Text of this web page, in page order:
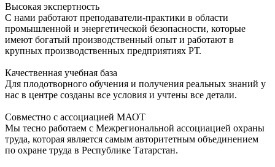
Высокая экспертность
С нами работают преподаватели-практики в области
промышленной и энергетической безопасности, которые
имеют богатый производственный опыт и работают в
крупных производственных предприятиях РТ.
Качественная учебная база
Для плодотворного обучения и получения реальных знаний у
нас в центре созданы все условия и учтены все детали.
Совместно с ассоциацией МАОТ
Мы тесно работаем с Межрегиональной ассоциацией охраны
труда, которая является самым авторитетным объединением
по охране труда в Республике Татарстан.